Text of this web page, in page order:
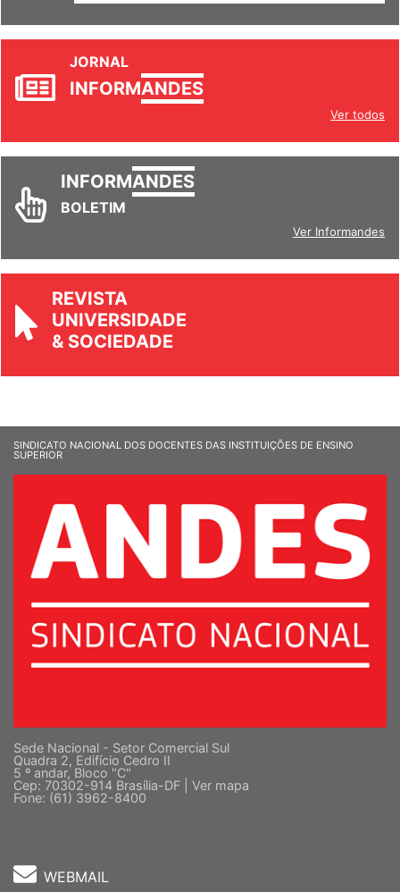
JORNAL
INFORMANDES
Ver todos
INFORMANDES
BOLETIM
Ver Informandes
REVISTA
UNIVERSIDADE
& SOCIEDADE
SINDICATO NACIONAL DOS DOCENTES DAS INSTITUIÇÕES DE ENSINO
SUPERIOR
Sede Nacional - Setor Comercial Sul
Quadra 2, Edifício Cedro II
5 º andar, Bloco "C"
Cep: 70302-914 Brasília-DF | Ver mapa
Fone: (61) 3962-8400
WEBMAIL